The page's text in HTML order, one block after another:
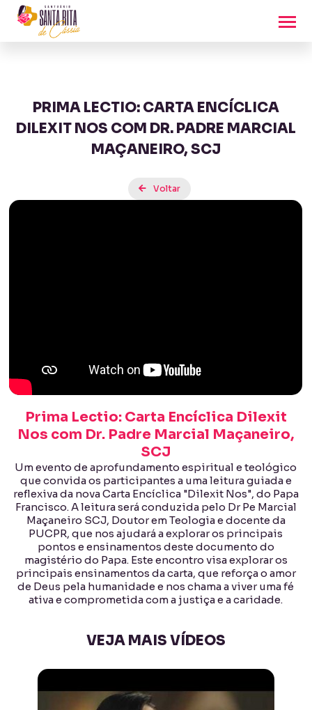
PRIMA LECTIO: CARTA ENCÍCLICA
DILEXIT NOS COM DR. PADRE MARCIAL
MAÇANEIRO, SCJ
Voltar
Prima Lectio: Carta Encíclica Dilexit
Nos com Dr. Padre Marcial Maçaneiro,
SCJ
Um evento de aprofundamento espiritual e teológico
que convida os participantes a uma leitura guiada e
reflexiva da nova Carta Encíclica "Dilexit Nos", do Papa
Francisco. A leitura será conduzida pelo Dr Pe Marcial
Maçaneiro SCJ, Doutor em Teologia e docente da
PUCPR, que nos ajudará a explorar os principais
pontos e ensinamentos deste documento do
magistério do Papa. Este encontro visa explorar os
principais ensinamentos da carta, que reforça o amor
de Deus pela humanidade e nos chama a viver uma fé
ativa e comprometida com a justiça e a caridade.
VEJA MAIS VÍDEOS